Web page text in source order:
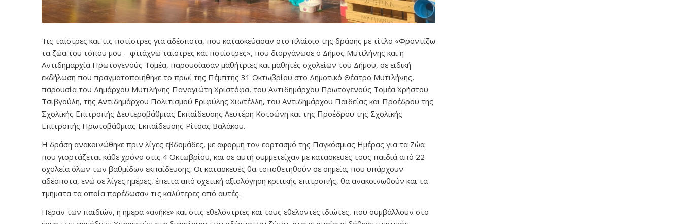
Τις ταΐστρες και τις ποτίστρες για αδέσποτα, που κατασκεύασαν στο πλαίσιο της δράσης με τίτλο «Φροντίζω
τα ζώα του τόπου μου – φτιάχνω ταΐστρες και ποτίστρες», που διοργάνωσε ο Δήμος Μυτιλήνης και η
Αντιδημαρχία Πρωτογενούς Τομέα, παρουσίασαν μαθήτριες και μαθητές σχολείων του Δήμου, σε ειδική
εκδήλωση που πραγματοποιήθηκε το πρωί της Πέμπτης 31 Οκτωβρίου στο Δημοτικό Θέατρο Μυτιλήνης,
παρουσία του Δημάρχου Μυτιλήνης Παναγιώτη Χριστόφα, του Αντιδημάρχου Πρωτογενούς Τομέα Χρήστου
Τσιβγούλη, της Αντιδημάρχου Πολιτισμού Εριφύλης Χιωτέλλη, του Αντιδημάρχου Παιδείας και Προέδρου της
Σχολικής Επιτροπής Δευτεροβάθμιας Εκπαίδευσης Λευτέρη Κοτσώνη και της Προέδρου της Σχολικής
Επιτροπής Πρωτοβάθμιας Εκπαίδευσης Ρίτσας Βαλάκου.
Η δράση ανακοινώθηκε πριν λίγες εβδομάδες, με αφορμή τον εορτασμό της Παγκόσμιας Ημέρας για τα Ζώα
που γιορτάζεται κάθε χρόνο στις 4 Οκτωβρίου, και σε αυτή συμμετείχαν με κατασκευές τους παιδιά από 22
σχολεία όλων των βαθμίδων εκπαίδευσης. Οι κατασκευές θα τοποθετηθούν σε σημεία, που υπάρχουν
αδέσποτα, ενώ σε λίγες ημέρες, έπειτα από σχετική αξιολόγηση κριτικής επιτροπής, θα ανακοινωθούν και τα
τμήματα τα οποία παρέδωσαν τις καλύτερες από αυτές.
Πέραν των παιδιών, η ημέρα «ανήκε» και στις εθελόντριες και τους εθελοντές ιδιώτες, που συμβάλλουν στο